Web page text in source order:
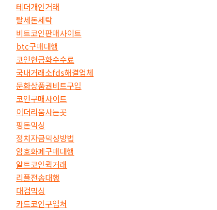
테더개인거래
탈세돈세탁
비트코인판매사이트
btc구매대행
코인현금화수수료
국내거래소fds해결업체
문화상품권비트구입
코인구매사이트
이더리움사는곳
핑돈믹싱
정치자금믹싱방법
암호화폐구매대행
알트코인퀵거래
리플전송대행
대검믹싱
카드코인구입처